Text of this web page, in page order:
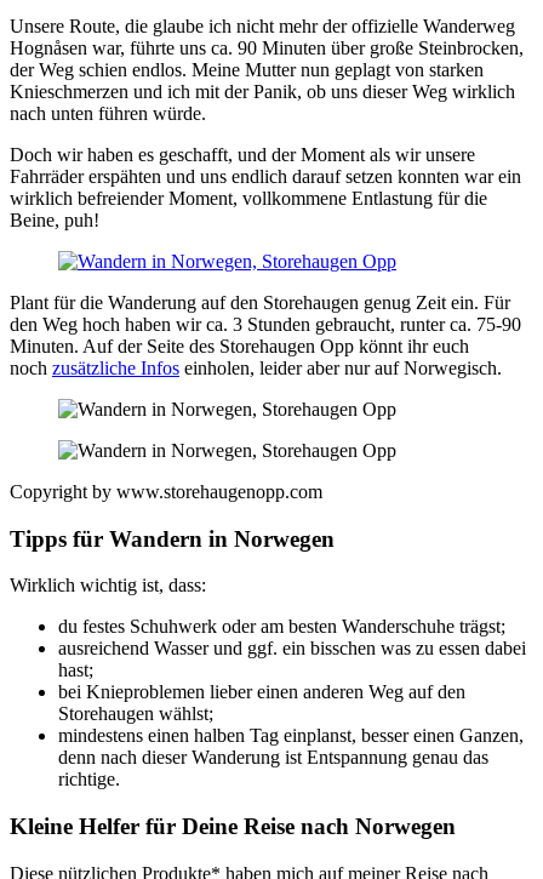
Unsere Route, die glaube ich nicht mehr der offizielle Wanderweg
Hognåsen war, führte uns ca. 90 Minuten über große Steinbrocken,
der Weg schien endlos. Meine Mutter nun geplagt von starken
Knieschmerzen und ich mit der Panik, ob uns dieser Weg wirklich
nach unten führen würde.
Doch wir haben es geschafft, und der Moment als wir unsere
Fahrräder erspähten und uns endlich darauf setzen konnten war ein
wirklich befreiender Moment, vollkommene Entlastung für die
Beine, puh!
Plant für die Wanderung auf den Storehaugen genug Zeit ein. Für
den Weg hoch haben wir ca. 3 Stunden gebraucht, runter ca. 75-90
Minuten. Auf der Seite des Storehaugen Opp könnt ihr euch
noch zusätzliche Infos einholen, leider aber nur auf Norwegisch.
Copyright by www.storehaugenopp.com
Tipps für Wandern in Norwegen
Wirklich wichtig ist, dass:
du festes Schuhwerk oder am besten Wanderschuhe trägst;
ausreichend Wasser und ggf. ein bisschen was zu essen dabei
hast;
bei Knieproblemen lieber einen anderen Weg auf den
Storehaugen wählst;
mindestens einen halben Tag einplanst, besser einen Ganzen,
denn nach dieser Wanderung ist Entspannung genau das
richtige.
Kleine Helfer für Deine Reise nach Norwegen
Diese nützlichen Produkte* haben mich auf meiner Reise nach